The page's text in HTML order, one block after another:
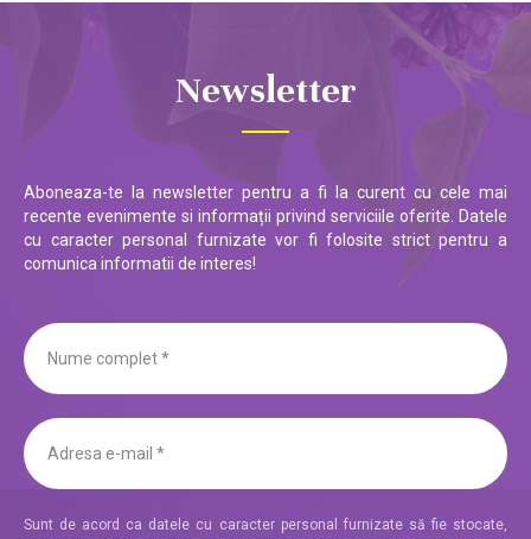
Newsletter
Aboneaza-te la newsletter pentru a fi la curent cu cele mai
recente evenimente si informații privind serviciile oferite. Datele
cu caracter personal furnizate vor fi folosite strict pentru a
comunica informatii de interes!
Sunt de acord ca datele cu caracter personal furnizate să fie stocate,